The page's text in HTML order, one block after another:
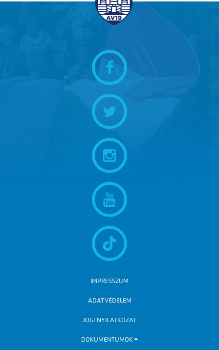
IMPRESSZUM
ADATVÉDELEM
JOGI NYILATKOZAT
DOKUMENTUMOK